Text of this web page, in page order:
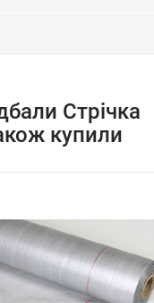
Стрічка
купили